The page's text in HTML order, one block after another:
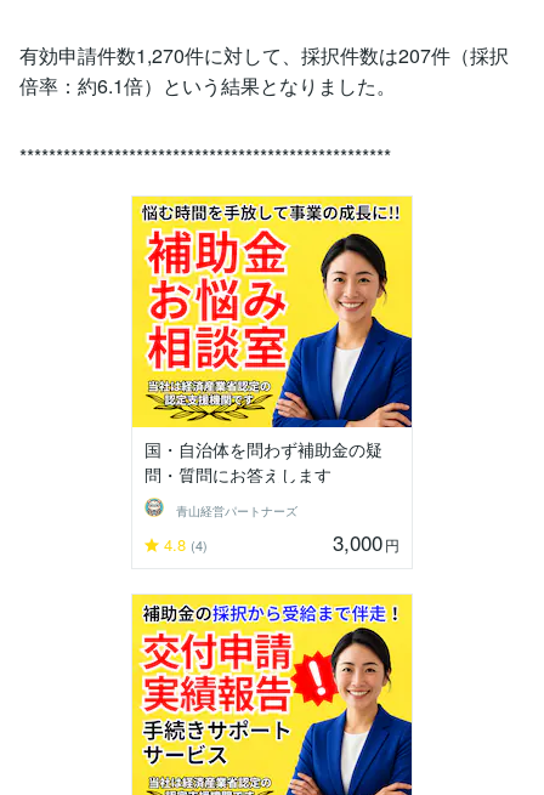
有効申請件数1,270件に対して、採択件数は207件（採択
倍率：約6.1倍）という結果となりました。
***************************************************
国・自治体を問わず補助金の疑
問・質問にお答えします
青山経営パートナーズ
4.8 (4) 3,000円